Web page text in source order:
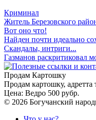
Криминал
Житель Березовского
Вот оно что!
Найден почти идеально
Скандалы, интриги...
Газманов раскритиковал
Продам Картошку
Продам картошку, адретта
Цена: Ведро 500 рубр.
© 2026 Богучанский